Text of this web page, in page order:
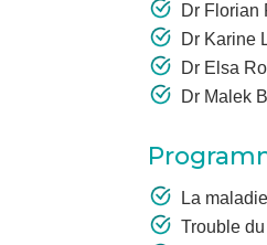
Dr Florian
Dr Karine
Dr Elsa
Dr Malek
La
Trouble